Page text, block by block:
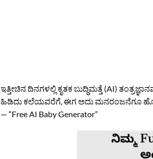
ಇತ್ತೀಚಿನ ದಿನಗಳಲ್ಲಿ ಕೃತಕ ಬುದ್ಧಿಮತ್ತೆ (AI)
ಹಿಡಿದು ಕಲೆಯವರೆಗೆ, ಈಗ ಅದು ಮನರಂಜನೆಗೂ
— “Free AI Baby Generator”